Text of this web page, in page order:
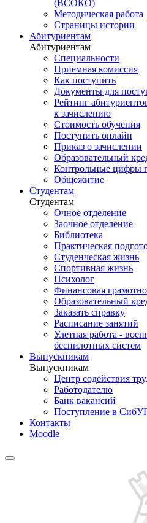
(ВСОКО)
Методическая работа
Страницы истории
Абитуриентам
Абитуриентам
Специальности
Приемная комиссия
Как поступить
Документы для
Рейтинг
к зачислению
Стоимость обучения
Поступить онлайн
Приказ о зачислении
Образовательный
Контрольные цифры
Общежитие
Студентам
Студентам
Очное отделение
Заочное отделение
Библиотека
Практическая
Студенческая жизнь
Спортивная жизнь
Психолог
Финансовая
Образовательный
Заказать справку
Расписание занятий
Улетная работа -
беспилотных систем
Выпускникам
Выпускникам
Центр содействия
Работодателю
Банк вакансий
Поступление в
Контакты
Moodle